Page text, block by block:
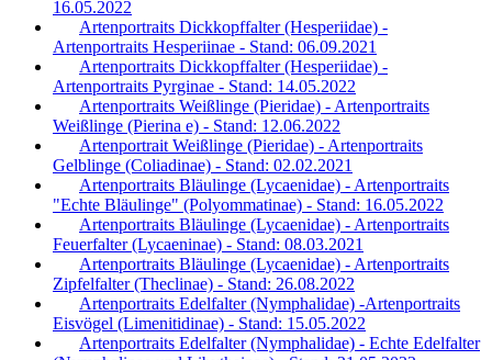
16.05.2022
Artenportraits Dickkopffalter (Hesperiidae) -
Artenportraits Hesperiinae - Stand: 06.09.2021
Artenportraits Dickkopffalter (Hesperiidae) -
Artenportraits Pyrginae - Stand: 14.05.2022
Artenportraits Weißlinge (Pieridae) - Artenportraits
Weißlinge (Pierina e) - Stand: 12.06.2022
Artenportrait Weißlinge (Pieridae) - Artenportraits
Gelblinge (Coliadinae) - Stand: 02.02.2021
Artenportraits Bläulinge (Lycaenidae) - Artenportraits
"Echte Bläulinge" (Polyommatinae) - Stand: 16.05.2022
Artenportraits Bläulinge (Lycaenidae) - Artenportraits
Feuerfalter (Lycaeninae) - Stand: 08.03.2021
Artenportraits Bläulinge (Lycaenidae) - Artenportraits
Zipfelfalter (Theclinae) - Stand: 26.08.2022
Artenportraits Edelfalter (Nymphalidae) -Artenportraits
Eisvögel (Limenitidinae) - Stand: 15.05.2022
Artenportraits Edelfalter (Nymphalidae) - Echte Edelfalter